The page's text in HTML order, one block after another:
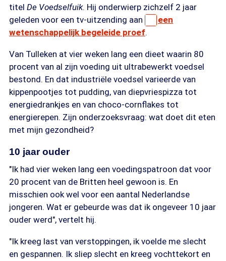
titel De Voedselfuik. Hij onderwierp zichzelf 2 jaar
geleden voor een tv-uitzending aan
een
wetenschappelijk begeleide proef.
Van Tulleken at vier weken lang een dieet waarin 80
procent van al zijn voeding uit ultrabewerkt voedsel
bestond. En dat industriële voedsel varieerde van
kippenpootjes tot pudding, van diepvriespizza tot
energiedrankjes en van choco-cornflakes tot
energierepen. Zijn onderzoeksvraag: wat doet dit eten
met mijn gezondheid?
10 jaar ouder
"Ik had vier weken lang een voedingspatroon dat voor
20 procent van de Britten heel gewoon is. En
misschien ook wel voor een aantal Nederlandse
jongeren. Wat er gebeurde was dat ik ongeveer 10 jaar
ouder werd", vertelt hij.
"Ik kreeg last van verstoppingen, ik voelde me slecht
en gespannen. Ik sliep slecht en kreeg vochttekort en